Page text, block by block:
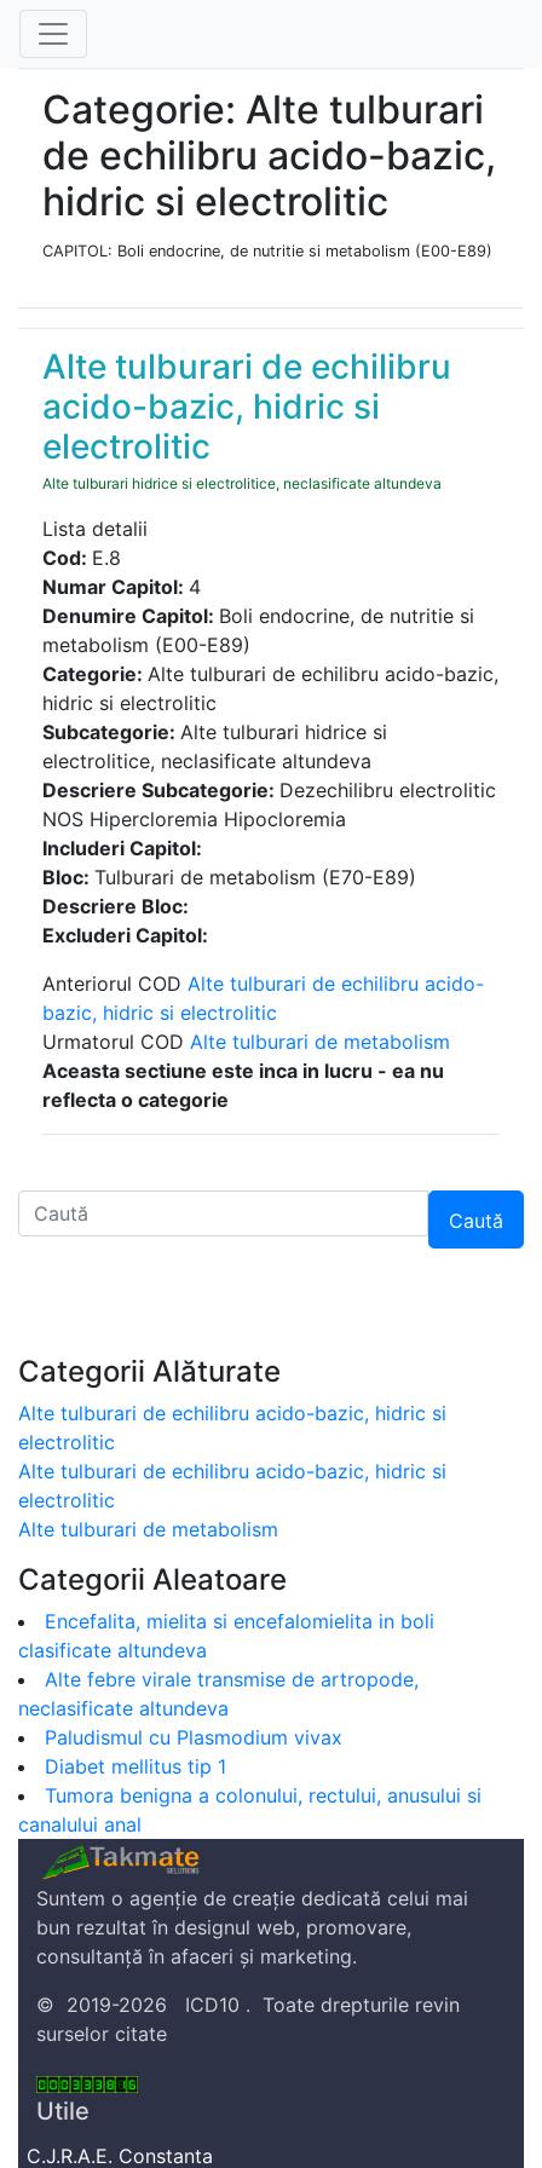
Categorie: Alte tulburari
de echilibru acido-bazic,
hidric si electrolitic
CAPITOL: Boli endocrine, de nutritie si metabolism (E00-E89)
Alte tulburari de echilibru
acido-bazic, hidric si
electrolitic
Alte tulburari hidrice si electrolitice, neclasificate altundeva
Lista detalii
Cod: E.8
Numar Capitol: 4
Denumire Capitol: Boli endocrine, de nutritie si
metabolism (E00-E89)
Categorie: Alte tulburari de echilibru acido-bazic,
hidric si electrolitic
Subcategorie: Alte tulburari hidrice si
electrolitice, neclasificate altundeva
Descriere Subcategorie: Dezechilibru electrolitic
NOS Hipercloremia Hipocloremia
Includeri Capitol:
Bloc: Tulburari de metabolism (E70-E89)
Descriere Bloc:
Excluderi Capitol:
Anteriorul COD Alte tulburari de echilibru acido-
bazic, hidric si electrolitic
Urmatorul COD Alte tulburari de metabolism
Aceasta sectiune este inca in lucru - ea nu
reflecta o categorie
Caută
Categorii Alăturate
Alte tulburari de echilibru acido-bazic, hidric si
electrolitic
Alte tulburari de echilibru acido-bazic, hidric si
electrolitic
Alte tulburari de metabolism
Categorii Aleatoare
Encefalita, mielita si encefalomielita in boli
clasificate altundeva
Alte febre virale transmise de artropode,
neclasificate altundeva
Paludismul cu Plasmodium vivax
Diabet mellitus tip 1
Tumora benigna a colonului, rectului, anusului si
canalului anal
Suntem o agenție de creație dedicată celui mai
bun rezultat în designul web, promovare,
consultanță în afaceri și marketing.
© 2019-2026 ICD10 . Toate drepturile revin
surselor citate
Utile
C.J.R.A.E. Constanta